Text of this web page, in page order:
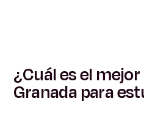
¿Cuál es el
Granada para